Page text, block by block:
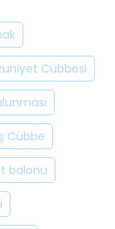
Cübbesi
Cübbe
balonu